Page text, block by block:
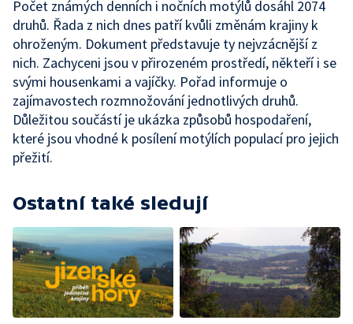
Počet známých denních i nočních motýlů dosáhl 2074
druhů. Řada z nich dnes patří kvůli změnám krajiny k
ohroženým. Dokument představuje ty nejvzácnější z
nich. Zachyceni jsou v přirozeném prostředí, někteří i se
svými housenkami a vajíčky. Pořad informuje o
zajímavostech rozmnožování jednotlivých druhů.
Důležitou součástí je ukázka způsobů hospodaření,
které jsou vhodné k posílení motýlích populací pro jejich
přežití.
Ostatní také sledují